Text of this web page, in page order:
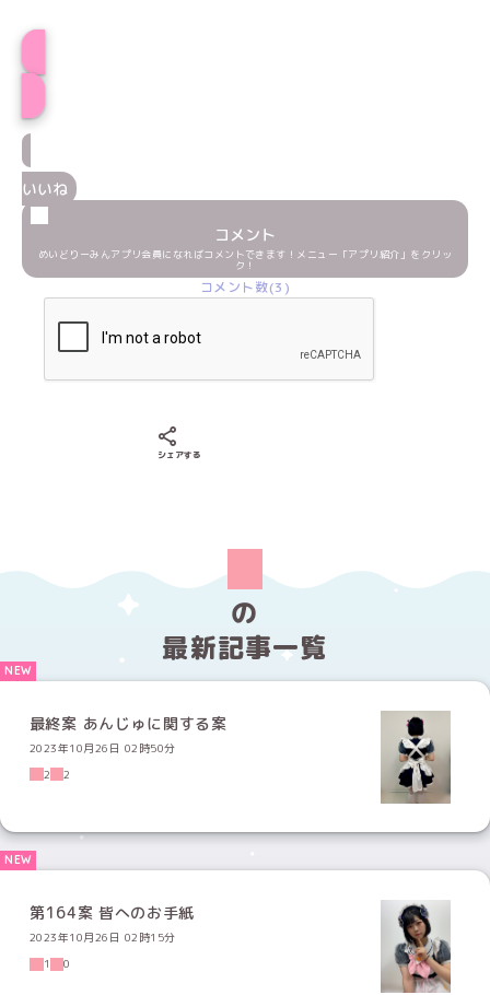
いいね
コメント
めいどりーみんアプリ会員になればコメントできます！メニュー「アプリ紹介」をクリッ
ク！
コメント数(3)
シェアする
の
最新記事一覧
最終案 あんじゅに関する案
2023年10月26日 02時50分
2
2
第164案 皆へのお手紙
2023年10月26日 02時15分
1
0